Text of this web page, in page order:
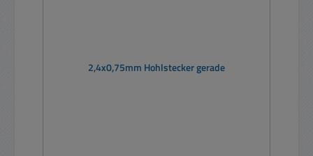
2,4x0,75mm Hohlstecker gerade